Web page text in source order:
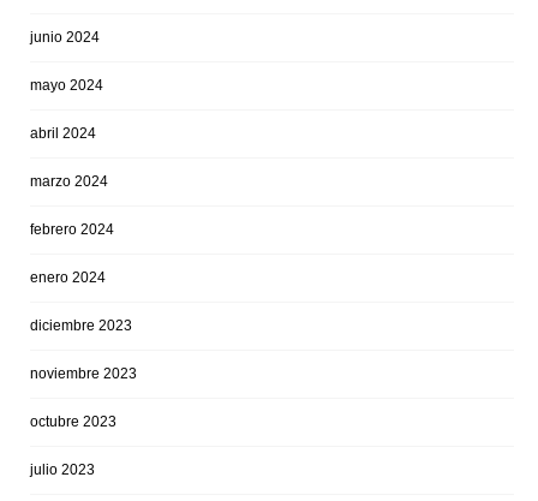
junio 2024
mayo 2024
abril 2024
marzo 2024
febrero 2024
enero 2024
diciembre 2023
noviembre 2023
octubre 2023
julio 2023